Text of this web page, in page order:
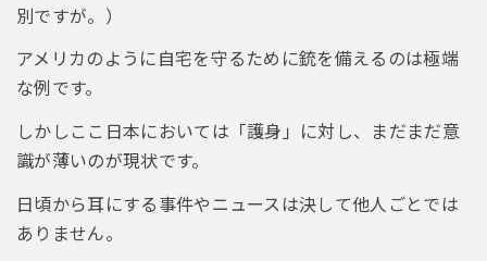
別ですが。）
アメリカのように自宅を守るために銃を備えるのは極端
な例です。
しかしここ日本においては「護身」に対し、まだまだ意
識が薄いのが現状です。
日頃から耳にする事件やニュースは決して他人ごとでは
ありません。